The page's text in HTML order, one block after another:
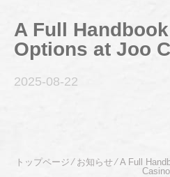
A Full
Options at Joo
2025-08-22
トップページ ⁄ お知らせ⁄A Full
Casino